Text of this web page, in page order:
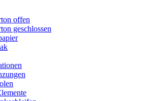
offen
geschlossen